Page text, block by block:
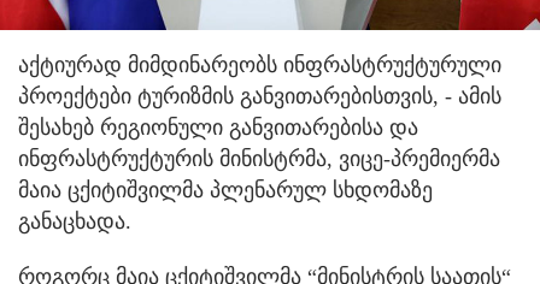
აქტიურად მიმდინარეობს ინფრასტრუქტურული
პროექტები ტურიზმის განვითარებისთვის, - ამის
შესახებ რეგიონული განვითარებისა და
ინფრასტრუქტურის მინისტრმა, ვიცე-პრემიერმა
მაია ცქიტიშვილმა პლენარულ სხდომაზე
განაცხადა.
როგორც მაია ცქიტიშვილმა “მინისტრის საათის“